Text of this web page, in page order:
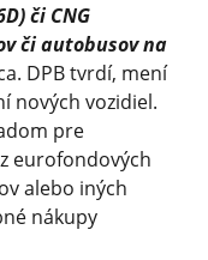
či CNG
či autobusov na
DPB tvrdí, mení
nových vozidiel.
pre
eurofondových
alebo iných
nákupy